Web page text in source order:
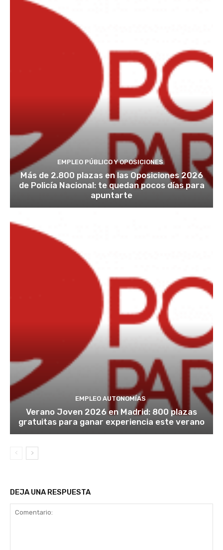
EMPLEO PÚBLICO Y OPOSICIONES
Más de 2.800 plazas en las Oposiciones 2026
de Policía Nacional: te quedan pocos días para
apuntarte
EMPLEO AUTONOMÍAS
Verano Joven 2026 en Madrid: 800 plazas
gratuitas para ganar experiencia este verano
DEJA UNA RESPUESTA